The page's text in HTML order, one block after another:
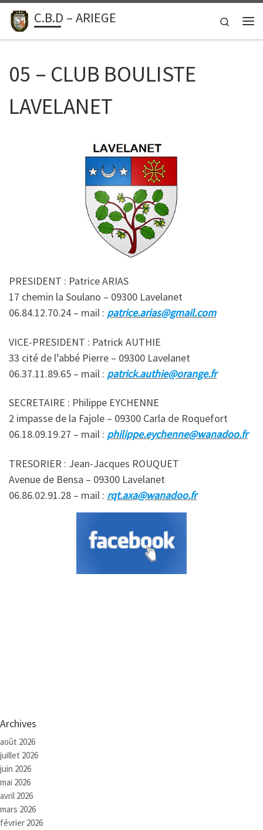
Passer au contenu
C.B.D – ARIEGE
Search
05 – CLUB BOULISTE
LAVELANET
PRESIDENT : Patrice ARIAS
17 chemin la Soulano – 09300 Lavelanet
06.84.12.70.24 – mail : patrice.arias@gmail.com
VICE-PRESIDENT : Patrick AUTHIE
33 cité de l’abbé Pierre – 09300 Lavelanet
06.37.11.89.65 – mail : patrick.authie@orange.fr
SECRETAIRE : Philippe EYCHENNE
2 impasse de la Fajole – 09300 Carla de Roquefort
06.18.09.19.27 – mail : philippe.eychenne@wanadoo.fr
TRESORIER : Jean-Jacques ROUQUET
Avenue de Bensa – 09300 Lavelanet
06.86.02.91.28 – mail : rqt.axa@wanadoo.fr
Archives
août 2026
juillet 2026
juin 2026
mai 2026
avril 2026
mars 2026
février 2026